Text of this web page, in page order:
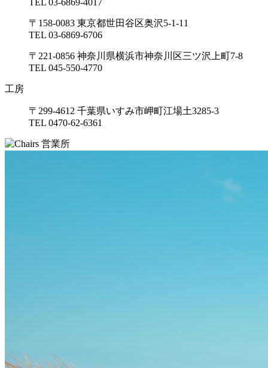
TEL 03-6869-4017
〒158-0083 東京都世田谷区奥沢5-1-11
TEL 03-6869-6706
〒221-0856 神奈川県横浜市神奈川区三ツ沢上町7-8
TEL 045-550-4770
工房
〒299-4612 千葉県いすみ市岬町江場土3285-3
TEL 0470-62-6361